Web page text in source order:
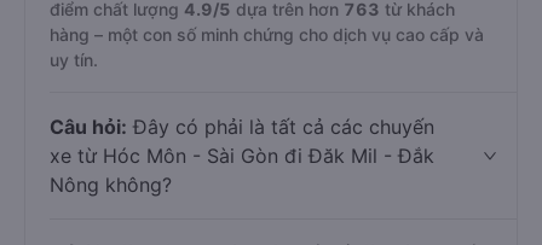
điểm chất lượng 4.9/5 dựa trên hơn 763 từ khách
hàng – một con số minh chứng cho dịch vụ cao cấp và
uy tín.
Câu hỏi: Đây có phải là tất cả các chuyến
xe từ Hóc Môn - Sài Gòn đi Đăk Mil - Đắk
Nông không?